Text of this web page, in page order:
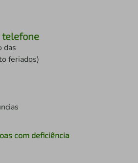
telefone
das
feriados)
com deficiência